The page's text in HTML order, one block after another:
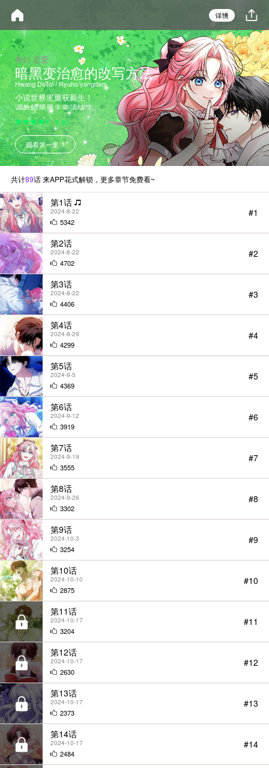
奇幻 恋爱
暗黑变治愈的改写方法
Hwang DoTol / Ryuho/yangdam
小说世界里重获新生！
调教暗黑男主变清纯？
我在生前爱看的小说里重生了…！
什么？你说太老套了吗？不是哦！
因为那部小说…是大尺度暗黑文！
我重生为了美丽温柔的女主的妹妹
蕾娜缇斯，因为不想看见姐姐悲惨
死去，蕾娜缇斯代替姐姐被发狂的
帅气男主泰奥多尔抓走了。可是这
个男主…跟想象中不同，根本就是
个“猛兽（animal）”。“我虽然喜欢
猛兽男，但也不是想要真正的猛兽
啊！”小太阳女主的野兽（男）驯
服期就此开始了。
StarScore
8.90
观看第一集
共计89话 来APP花式解锁，更多章节免费看~
第1话
BGM
2024-8-22
5342
#1
第2话
2024-8-22
4702
#2
第3话
2024-8-22
4406
#3
第4话
2024-8-29
4299
#4
第5话
2024-9-5
4369
#5
第6话
2024-9-12
3919
#6
第7话
2024-9-19
3555
#7
第8话
2024-9-26
3302
#8
第9话
2024-10-3
3254
#9
第10话
2024-10-10
2875
#10
第11话
2024-10-17
3204
#11
第12话
2024-10-17
2630
#12
第13话
2024-10-17
2373
#13
第14话
2024-10-17
2484
#14